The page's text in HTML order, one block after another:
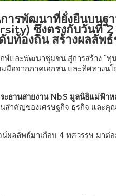
ารพัฒนาที่ยั่งยืนบนฐ
ซึ่งตรงกับวันที่
ท้องถิ่น สร้างผลลัพธ์
ษ์และพัฒนาชุมชน สู่การสร้าง “ทุ
มือจากภาคเอกชน และทิศทางน
ะธานสายงาน NbS มูลนิธิแม่ฟ้าห
นสำคัญของเศรษฐกิจ ธุรกิจ และ
ผลลัพธ์มาเกือบ 4 ทศวรรษ มาต่